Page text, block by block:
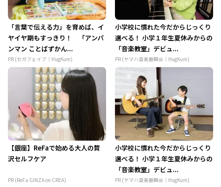
「言葉で伝える力」を育めば、イ
ヤイヤ期もすっきり！ 「アンパ
ンマン ことばずかん...
PR (セガフェイブ｜HugKum)
小学校に慣れた今だからじっくり
選べる！ 小学１年生夏休みからの
「音楽教室」デビュ...
PR (ヤマハ音楽振興会｜HugKum)
【銀座】ReFaで始める大人の贅
沢セルフケア
PR (ReFa GINZA on CREA)
小学校に慣れた今だからじっくり
選べる！ 小学１年生夏休みからの
「音楽教室」デビュ...
PR (ヤマハ音楽振興会｜HugKum)